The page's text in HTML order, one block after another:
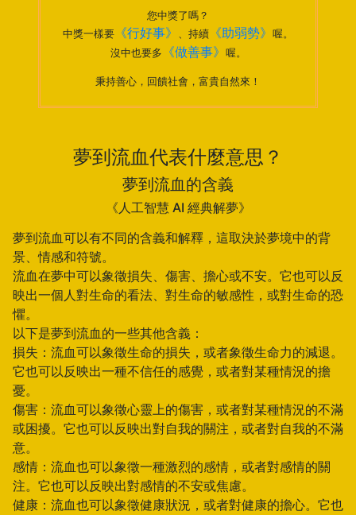
您中獎了嗎？
中獎一樣要 《行好事》 、持續 《助弱勢》 喔。
沒中也要多
《做善事》 喔。
秉持善心，回饋社會，富貴自然來！
夢到流血代表什麼意思？
夢到流血的含義
《人工智慧 AI 經典解夢》
夢到流血可以有不同的含義和解釋，這取決於夢境中的背
景、情感和符號。
流血在夢中可以象徵損失、傷害、擔心或不安。它也可以反
映出一個人對生命的看法、對生命的敏感性，或對生命的恐
懼。
以下是夢到流血的一些其他含義：
損失：流血可以象徵生命的損失，或者象徵生命力的減退。
它也可以反映出一種不信任的感覺，或者對某種情況的擔
憂。
傷害：流血可以象徵心靈上的傷害，或者對某種情況的不滿
或困擾。它也可以反映出對自我的關注，或者對自我的不滿
意。
感情：流血也可以象徵一種激烈的感情，或者對感情的關
注。它也可以反映出對感情的不安或焦慮。
健康：流血也可以象徵健康狀況，或者對健康的擔心。它也